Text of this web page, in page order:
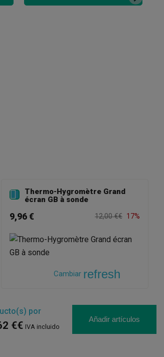

Thermo-Hygromètre Grand
écran GB à sonde
9,96 € 12,00 €€ 17%
Cambiar refresh
por
€€ IVA incluido
Añadir artículos